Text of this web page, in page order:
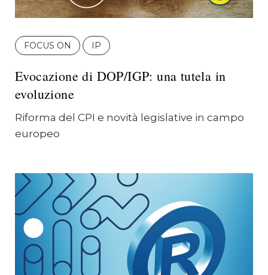
FOCUS ON IP
Evocazione di DOP/IGP: una tutela in
evoluzione
Riforma del CPI e novità legislative in campo
europeo